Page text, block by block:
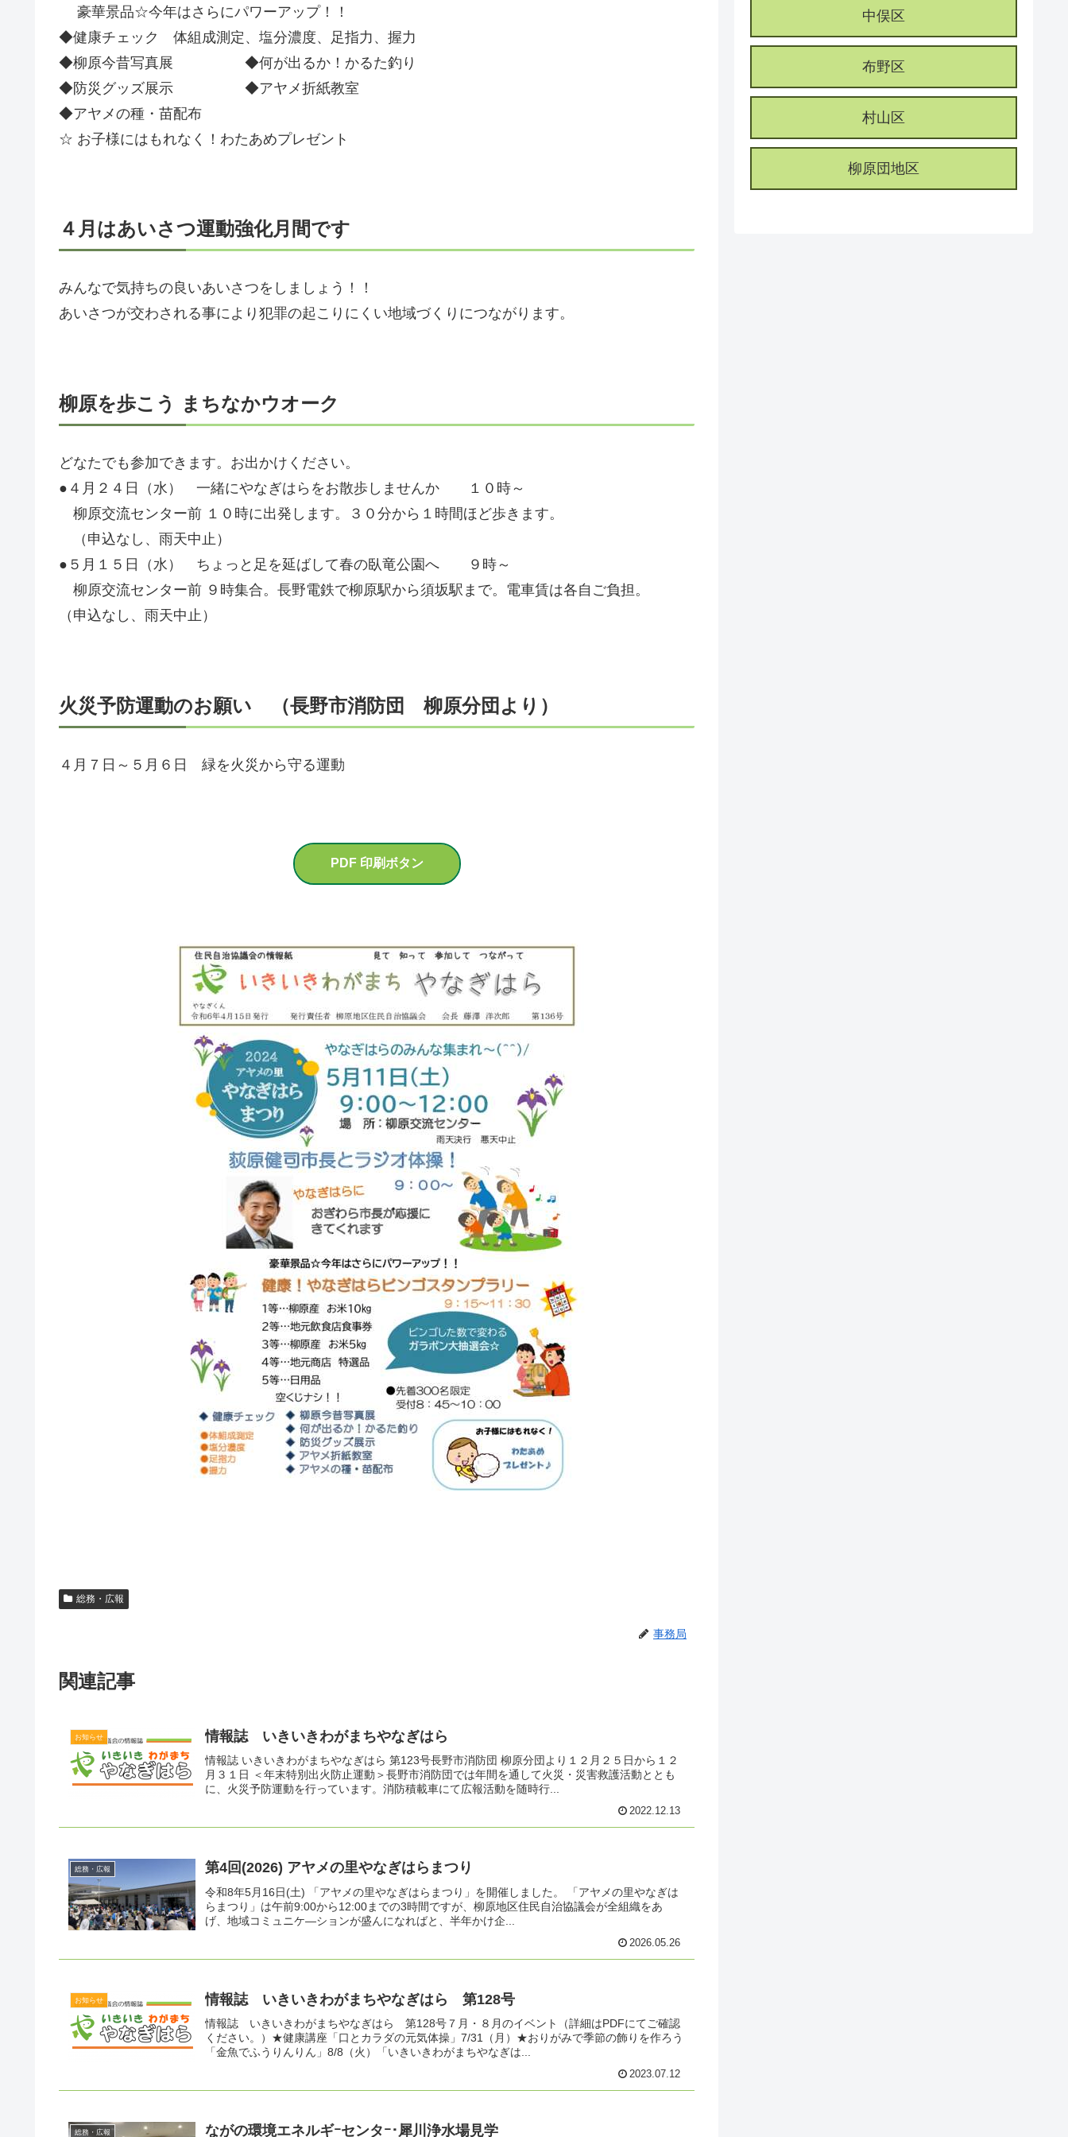
豪華景品☆今年はさらにパワーアップ！！
◆健康チェック 体組成測定、塩分濃度、足指力、握力
◆柳原今昔写真展 ◆何が出るか！かるた釣り
◆防災グッズ展示 ◆アヤメ折紙教室
◆アヤメの種・苗配布
☆ お子様にはもれなく！わたあめプレゼント
４月はあいさつ運動強化月間です
みんなで気持ちの良いあいさつをしましょう！！
あいさつが交わされる事により犯罪の起こりにくい地域づくりにつながります。
柳原を歩こう まちなかウオーク
どなたでも参加できます。お出かけください。
●４月２４日（水） 一緒にやなぎはらをお散歩しませんか １０時～
柳原交流センター前 １０時に出発します。３０分から１時間ほど歩きます。
（申込なし、雨天中止）
●５月１５日（水） ちょっと足を延ばして春の臥竜公園へ ９時～
柳原交流センター前 ９時集合。長野電鉄で柳原駅から須坂駅まで。電車賃は各自ご負担。
（申込なし、雨天中止）
火災予防運動のお願い （長野市消防団 柳原分団より）
４月７日～５月６日 緑を火災から守る運動
PDF 印刷ボタン
総務・広報
事務局
関連記事
お知らせ 情報誌 いきいきわがまちやなぎはら
情報誌 いきいきわがまちやなぎはら 第123号長野市消防団 柳原分団より１２月２５日から１２
月３１日 ＜年末特別出火防止運動＞長野市消防団では年間を通して火災・災害救護活動ととも
に、火災予防運動を行っています。消防積載車にて広報活動を随時行...
2022.12.13
総務・広報 第4回(2026) アヤメの里やなぎはらまつり
令和8年5月16日(土) 「アヤメの里やなぎはらまつり」を開催しました。 「アヤメの里やなぎは
らまつり」は午前9:00から12:00までの3時間ですが、柳原地区住民自治協議会が全組織をあ
げ、地域コミュニケ―ションが盛んになればと、半年かけ企...
2026.05.26
お知らせ 情報誌 いきいきわがまちやなぎはら 第128号
情報誌 いきいきわがまちやなぎはら 第128号７月・８月のイベント（詳細はPDFにてご確認
ください。）★健康講座「口とカラダの元気体操」7/31（月）★おりがみで季節の飾りを作ろう
「金魚でふうりんりん」8/8（火）「いきいきわがまちやなぎは...
2023.07.12
総務・広報 ながの環境エネルギｰセンタｰ･犀川浄水場見学
中俣区
布野区
村山区
柳原団地区